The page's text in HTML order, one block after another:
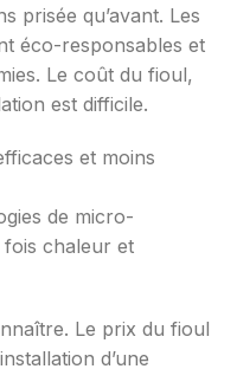
prisée qu’avant. Les
éco-responsables et
Le coût du fioul,
est difficile.
et moins
de micro-
fois chaleur et
Le prix du fioul
d’une